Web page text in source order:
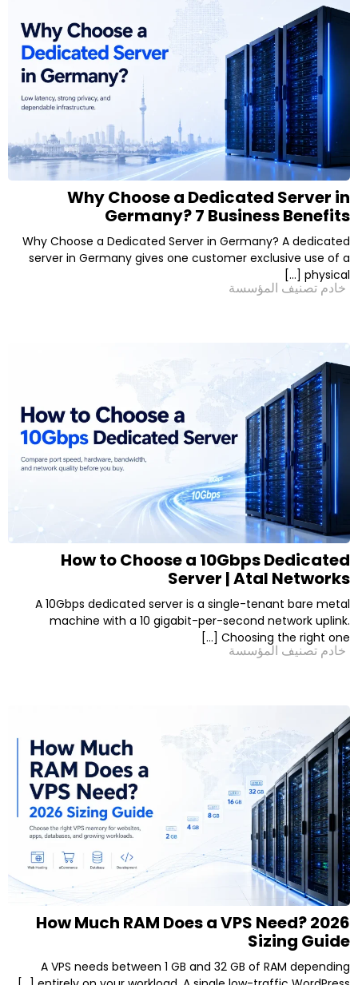
Why Choose a
Germany? 7
Why Choose a Dedicated Server in
server in Germany gives one customer
How to Choose a 10Gbps
Server |
A 10Gbps dedicated server is a single-
machine with a 10 gigabit-per-second
How Much RAM Does a VPS
A VPS needs between 1 GB and 32 GB of